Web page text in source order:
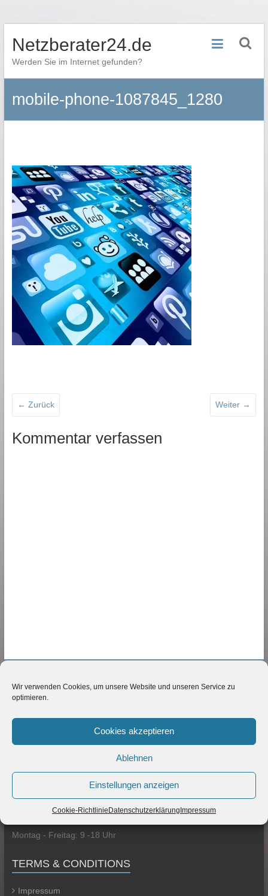
Wir verwenden Cookies, um unsere Website und unseren Service zu
optimieren.
Cookies akzeptieren
Ablehnen
Einstellungen anzeigen
Cookie-RichtlinieDatenschutzerklärungImpressum
InhaltNetzberater24.de
Werden Sie im Internet gefunden?
mobile-phone-1087845_1280
← Zurück Weiter →
Kommentar verfassen
NETZBERATER24
34212 Melsungen
Telefon 05661-9050890
GESCHÄFTSZEITEN
Montag - Freitag: 9 -18 Uhr
TERMS & CONDITIONS
Impressum